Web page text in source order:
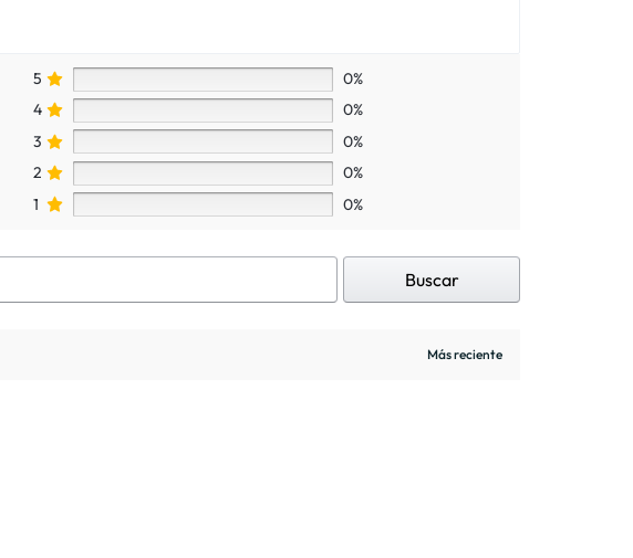
5
0%
4
0%
3
0%
2
0%
1
0%
Buscar